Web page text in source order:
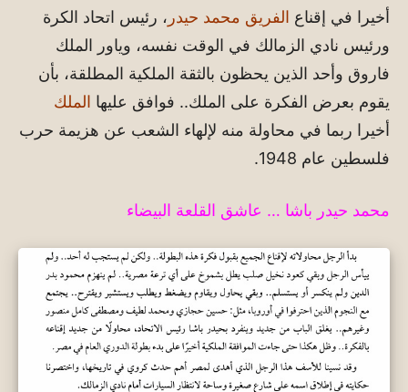
أخيرا في إقناع الفريق محمد حيدر ، رئيس اتحاد الكرة
ورئيس نادي الزمالك في الوقت نفسه، وياور الملك
فاروق وأحد الذين يحظون بالثقة الملكية المطلقة، بأن
يقوم بعرض الفكرة على الملك.. فوافق عليها الملك
أخيرا ربما في محاولة منه لإلهاء الشعب عن هزيمة حرب
فلسطين عام 1948.
محمد حيدر باشا … عاشق القلعة البيضاء